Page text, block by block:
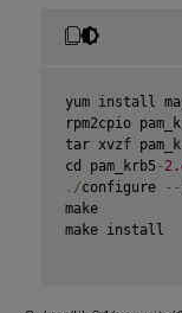
yum install
rpm2cpio
tar xvzf
cd pam_krb5 -
. /configure --
make
make install